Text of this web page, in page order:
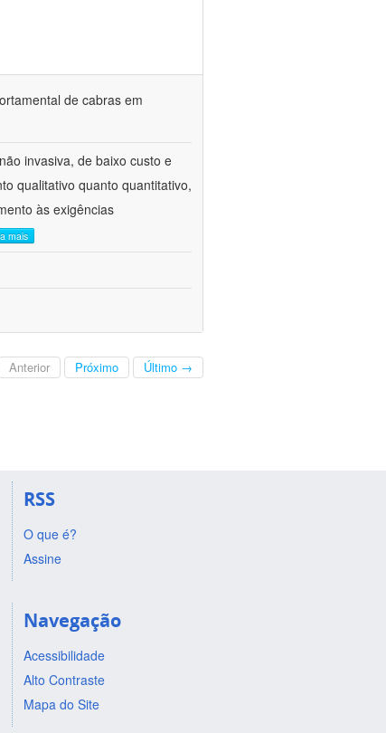
de cabras em
invasiva, de baixo custo e
qualitativo quanto quantitativo,
às exigências
mais
Anterior Próximo Último →
RSS
O que é?
Assine
Navegação
Acessibilidade
Alto Contraste
Mapa do Site